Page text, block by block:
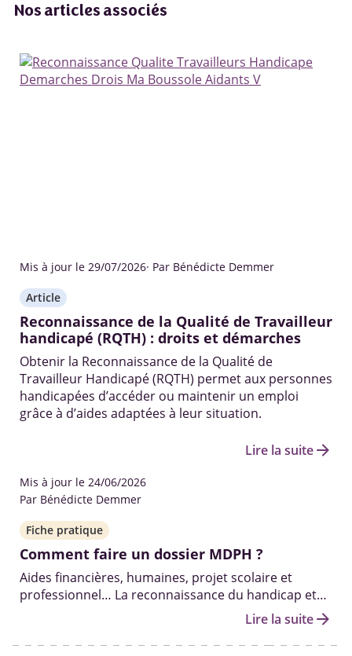
Nos articles associés
Mis à jour le 29/07/2026· Par Bénédicte Demmer
Article
Reconnaissance de la Qualité de Travailleur
handicapé (RQTH) : droits et démarches
Obtenir la Reconnaissance de la Qualité de
Travailleur Handicapé (RQTH) permet aux personnes
handicapées d’accéder ou maintenir un emploi
grâce à d’aides adaptées à leur situation.
Lire la suitearrow_forward
Mis à jour le 24/06/2026
Par Bénédicte Demmer
Fiche pratique
Comment faire un dossier MDPH ?
Aides financières, humaines, projet scolaire et
professionnel… La reconnaissance du handicap et
l'ouverture des droits qui y sont liés passent par le
dossier MDPH. Demande, renouvellement et suivi…
Éclairage sur la démarche à effectuer.
Lire la suitearrow_forward